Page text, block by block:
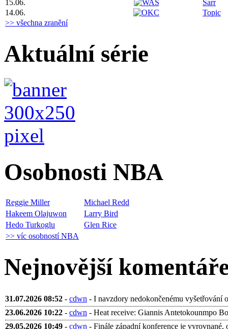
15.06.
Sarr
14.06.
Topic
>> všechna zranění
Aktuální série
Osobnosti NBA
Reggie Miller
Michael Redd
Hakeem Olajuwon
Larry Bird
Hedo Turkoglu
Glen Rice
>> víc osobností NBA
Nejnovější
31.07.2026 08:52 - cdwn - I navzdory nedokončenému vyšetřování
23.06.2026 10:22 - cdwn - Heat receive: Giannis Antetokounmpo
29.05.2026 10:49 - cdwn - Finále západní konference je vyrovnané,